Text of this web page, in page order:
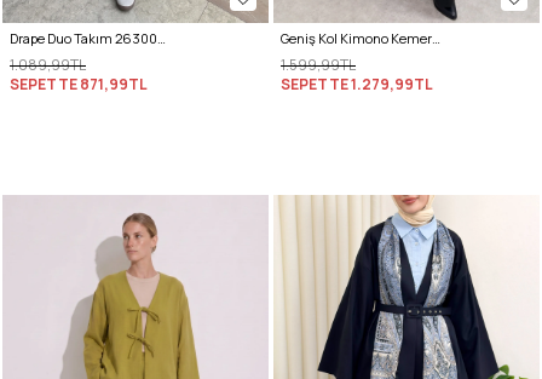
Drape Duo Takım 263006 - KOYU KAHVE
1.089,99TL
SEPETTE871,99TL
Geniş Kol Kimono Kemerli Pantolon Takım 0047 - SİYAH
1.599,99TL
SEPETTE1.279,99TL